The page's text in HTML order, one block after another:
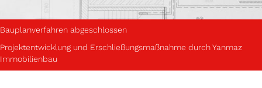
Bauplanverfahren abgeschlossen
Projektentwicklung und Erschließungsmaßnahme durch Yanmaz
Immobilienbau